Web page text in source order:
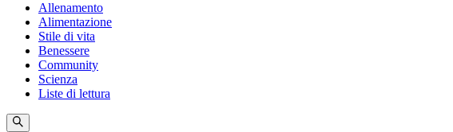
Allenamento
Alimentazione
Stile di vita
Benessere
Community
Scienza
Liste di lettura